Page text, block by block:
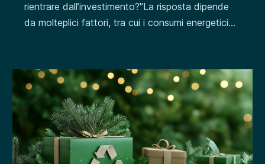
rientrare dall’investimento?"La risposta dipende
da molteplici fattori, tra cui i consumi energetici...